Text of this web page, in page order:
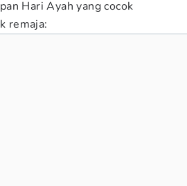
Hari Ayah yang cocok
remaja: